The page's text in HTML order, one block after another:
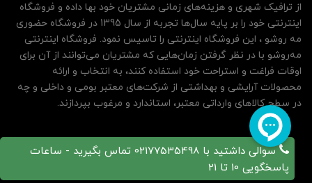
سوالی داشتید با 02177535498 تماس بگیرید - ساعات
پاسخگویی 10 تا 21
از ترافیک شهری و هزینه‌های زمانی مشتریان خود بها داده و فروشگاه
اینترنتی خود را بر پایه سال‌ها تجربه از سال 1395 در فروشگاه حضوری
مه روشو ، این فروشگاه اینترنتی را تاسیس نمود. فروشگاه اینترنتی
مه‌رو‌شو با در نظر گرفتن زمان‌هایی که مشتریان می‌توانند از آن‌ برای
اوقات فراغت و استراحت خود استفاده کنند، به انتخاب و ارائه
محصولات آرایشی و بهداشتی از شرکت‌های معتبر بومی و داخلی و چه
در سطح کالاهای وارداتی معتبر، استاندارد و مرغوب بپردازند.